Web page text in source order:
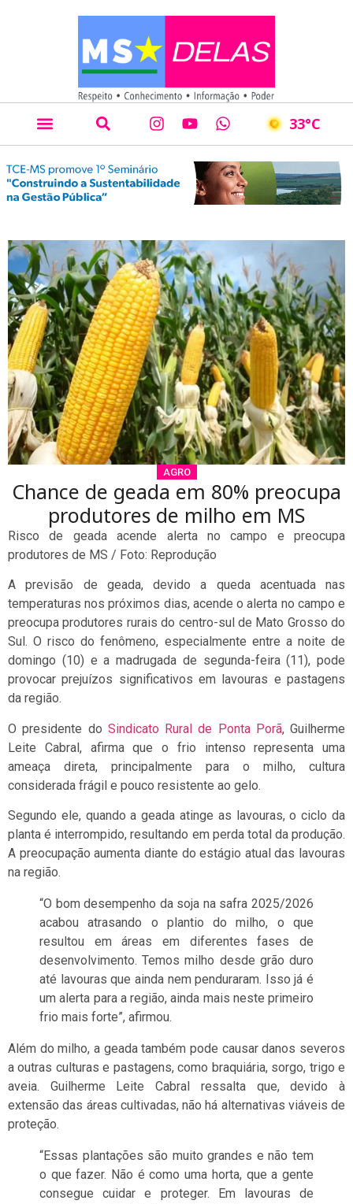
33°C
AGRO
Chance de geada em 80% preocupa
produtores de milho em MS
Risco de geada acende alerta no campo e preocupa
produtores de MS / Foto: Reprodução
A previsão de geada, devido a queda acentuada nas
temperaturas nos próximos dias, acende o alerta no campo e
preocupa produtores rurais do centro-sul de Mato Grosso do
Sul. O risco do fenômeno, especialmente entre a noite de
domingo (10) e a madrugada de segunda-feira (11), pode
provocar prejuízos significativos em lavouras e pastagens
da região.
O presidente do Sindicato Rural de Ponta Porã, Guilherme
Leite Cabral, afirma que o frio intenso representa uma
ameaça direta, principalmente para o milho, cultura
considerada frágil e pouco resistente ao gelo.
Segundo ele, quando a geada atinge as lavouras, o ciclo da
planta é interrompido, resultando em perda total da produção.
A preocupação aumenta diante do estágio atual das lavouras
na região.
“O bom desempenho da soja na safra 2025/2026
acabou atrasando o plantio do milho, o que
resultou em áreas em diferentes fases de
desenvolvimento. Temos milho desde grão duro
até lavouras que ainda nem penduraram. Isso já é
um alerta para a região, ainda mais neste primeiro
frio mais forte”, afirmou.
Além do milho, a geada também pode causar danos severos
a outras culturas e pastagens, como braquiária, sorgo, trigo e
aveia. Guilherme Leite Cabral ressalta que, devido à
extensão das áreas cultivadas, não há alternativas viáveis de
proteção.
“Essas plantações são muito grandes e não tem
o que fazer. Não é como uma horta, que a gente
consegue cuidar e proteger. Em lavouras de